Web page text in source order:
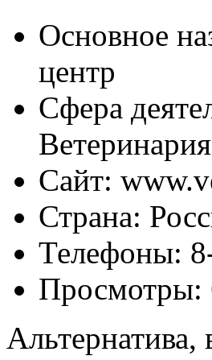
Основное
центр
Сфера
Ветеринария
Сайт:
Страна:
Телефоны:
Просмотры:
Альтернатива,